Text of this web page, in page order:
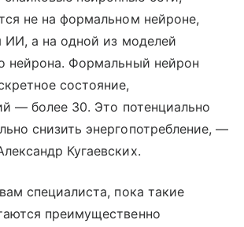
не на формальном нейроне,
ИИ, а на одной из моделей
нейрона. Формальный нейрон
состояние,
— более 30. Это потенциально
снизить энергопотребление, —
Кугаевских.
специалиста, пока такие
преимущественно